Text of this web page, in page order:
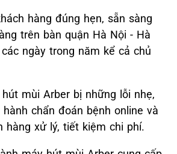
hàng đúng hẹn, sẵn sàng
trên bàn quận Hà Nội - Hà
ngày trong năm kể cả chủ
mùi Arber bị những lỗi nhẹ,
chẩn đoán bệnh online và
hàng xử lý, tiết kiệm chi phí.